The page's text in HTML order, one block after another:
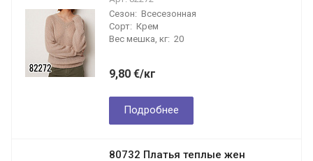
Сезон: Всесезонная
Сорт: Крем
Вес мешка, кг: 20
9,80 €/кг
Подробнее
80732 Платья теплые жен